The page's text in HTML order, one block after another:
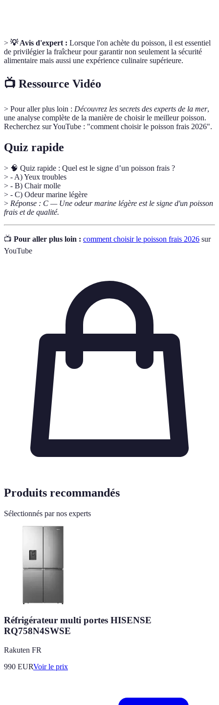
> 💡 Avis d'expert : Lorsque l'on achète du poisson, il est essentiel
de privilégier la fraîcheur pour garantir non seulement la sécurité
alimentaire mais aussi une expérience culinaire supérieure.
📺 Ressource Vidéo
> Pour aller plus loin : Découvrez les secrets des experts de la mer,
une analyse complète de la manière de choisir le meilleur poisson.
Recherchez sur YouTube : "comment choisir le poisson frais 2026".
Quiz rapide
> 🧠 Quiz rapide : Quel est le signe d’un poisson frais ?
> - A) Yeux troubles
> - B) Chair molle
> - C) Odeur marine légère
> Réponse : C — Une odeur marine légère est le signe d'un poisson
frais et de qualité.
📺 Pour aller plus loin : comment choisir le poisson frais 2026 sur
YouTube
Produits recommandés
Sélectionnés par nos experts
Réfrigérateur multi portes HISENSE
RQ758N4SWSE
Rakuten FR
990 EURVoir le prix